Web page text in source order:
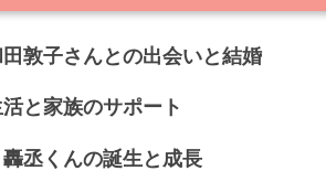
敦子さんとの出会いと結婚
と家族のサポート
丞くんの誕生と成長